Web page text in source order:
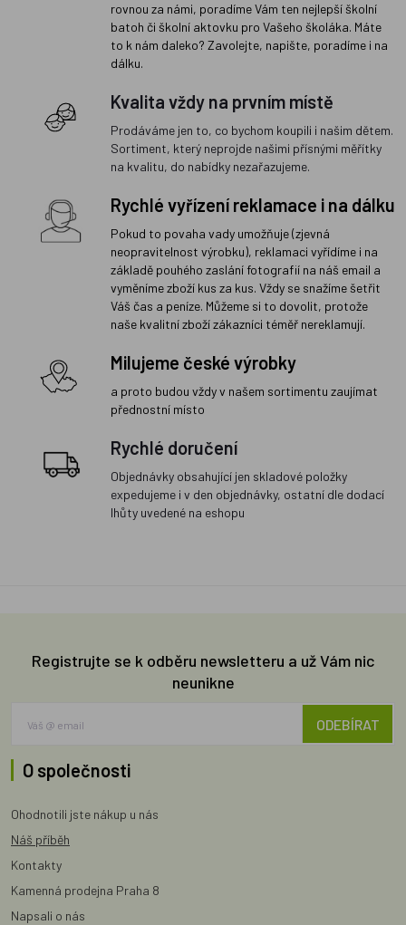
rovnou za námi, poradíme Vám ten nejlepší školní
batoh či školní aktovku pro Vašeho školáka. Máte
to k nám daleko? Zavolejte, napište, poradíme i na
dálku.
Kvalita vždy na prvním místě
Prodáváme jen to, co bychom koupili i našim dětem.
Sortiment, který neprojde našimi přísnými měřítky
na kvalitu, do nabídky nezařazujeme.
Rychlé vyřízení reklamace i na dálku
Pokud to povaha vady umožňuje (zjevná
neopravitelnost výrobku), reklamaci vyřídíme i na
základě pouhého zaslání fotografií na náš email a
vyměníme zboží kus za kus. Vždy se snažíme šetřit
Váš čas a peníze. Můžeme si to dovolit, protože
naše kvalitní zboží zákazníci téměř nereklamují.
Milujeme české výrobky
a proto budou vždy v našem sortimentu zaujímat
přednostní místo
Rychlé doručení
Objednávky obsahující jen skladové položky
expedujeme i v den objednávky, ostatní dle dodací
lhůty uvedené na eshopu
Registrujte se k odběru newsletteru a už Vám nic
neunikne
ODEBÍRAT
O společnosti
Ohodnotili jste nákup u nás
Náš příběh
Kontakty
Kamenná prodejna Praha 8
Napsali o nás